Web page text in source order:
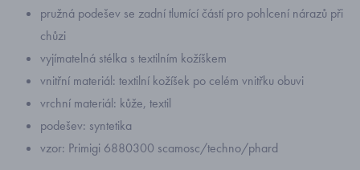
pružná podešev se zadní tlumící částí pro pohlcení nárazů při
chůzi
vyjímatelná stélka s textilním kožíškem
vnitřní materiál: textilní kožíšek po celém vnitřku obuvi
vrchní materiál: kůže, textil
podešev: syntetika
vzor: Primigi 6880300 scamosc/techno/phard